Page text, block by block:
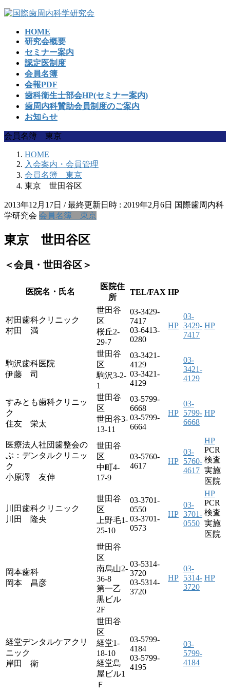
コ
ナ
HOME
研究会概要
セミナー案内
認定医制度
会員名簿
会報PDF
歯科衛生士部会HP(セミナー案内)
歯周内科賛助会員制度のご案内
お知らせ
会員名簿 東京
HOME
入会案内・会員管理
会員名簿 東京
東京 世田谷区
2013年12月17日 / 最終更新日時 : 2019年2月6日 国際歯周内科
学研究会 会員名簿 東京
東京 世田谷区
＜会員・世田谷区＞
医院名・氏名
医院住
所
TEL/FAX HP
村田歯科クリニック
村田 満
世田谷
区
桜丘2-
29-7
03-3429-
7417
03-6413-
0280
HP
03-
3429-
7417
HP
駒沢歯科医院
伊藤 司
世田谷
区
駒沢3-2-
1
03-3421-
4129
03-3421-
4129
03-
3421-
4129
すみとも歯科クリニッ
ク
住友 栄太
世田谷
区
世田谷3-
13-11
03-5799-
6668
03-5799-
6664
HP
03-
5799-
6668
HP
医療法人社団歯整会の
ぶ：デンタルクリニッ
ク
小原澤 友伸
世田谷
区
中町4-
17-9
03-5760-
4617
HP
03-
5760-
4617
HP
PCR
検査
実施
医院
川田歯科クリニック
川田 隆央
世田谷
区
上野毛1-
25-10
03-3701-
0550
03-3701-
0573
HP
03-
3701-
0550
HP
PCR
検査
実施
医院
岡本歯科
岡本 昌彦
世田谷
区
南烏山2-
36-8
第一乙
黒ビル
2F
03-5314-
3720
03-5314-
3720
HP
03-
5314-
3720
HP
経堂デンタルケアクリ
ニック
岸田 衛
世田谷
区
経堂1-
18-10
経堂島
屋ビル1
Ｆ
03-5799-
4184
03-5799-
4195
03-
5799-
4184